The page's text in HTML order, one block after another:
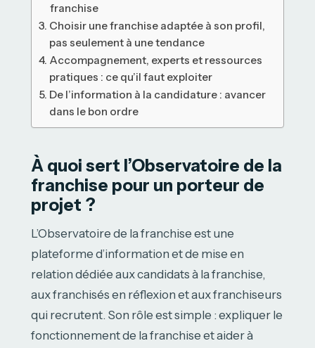
franchise
Choisir une franchise adaptée à son profil,
pas seulement à une tendance
Accompagnement, experts et ressources
pratiques : ce qu’il faut exploiter
De l’information à la candidature : avancer
dans le bon ordre
À quoi sert l’Observatoire de la
franchise pour un porteur de
projet ?
L’Observatoire de la franchise est une
plateforme d’information et de mise en
relation dédiée aux candidats à la franchise,
aux franchisés en réflexion et aux franchiseurs
qui recrutent. Son rôle est simple : expliquer le
fonctionnement de la franchise et aider à